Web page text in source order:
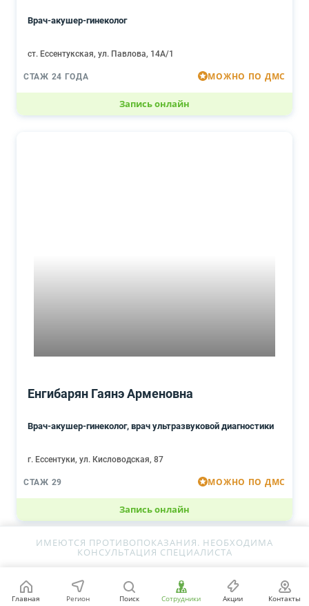
Врач-акушер-гинеколог
ст. Ессентукская, ул. Павлова, 14А/1
СТАЖ 24 ГОДА МОЖНО ПО ДМС
Запись онлайн
Енгибарян Гаянэ Арменовна
Врач-акушер-гинеколог, врач ультразвуковой диагностики
г. Ессентуки, ул. Кисловодская, 87
СТАЖ 29 МОЖНО ПО ДМС
Запись онлайн
ИМЕЮТСЯ ПРОТИВОПОКАЗАНИЯ. НЕОБХОДИМА
КОНСУЛЬТАЦИЯ СПЕЦИАЛИСТА
Главная Регион Поиск Сотрудники Акции Контакты